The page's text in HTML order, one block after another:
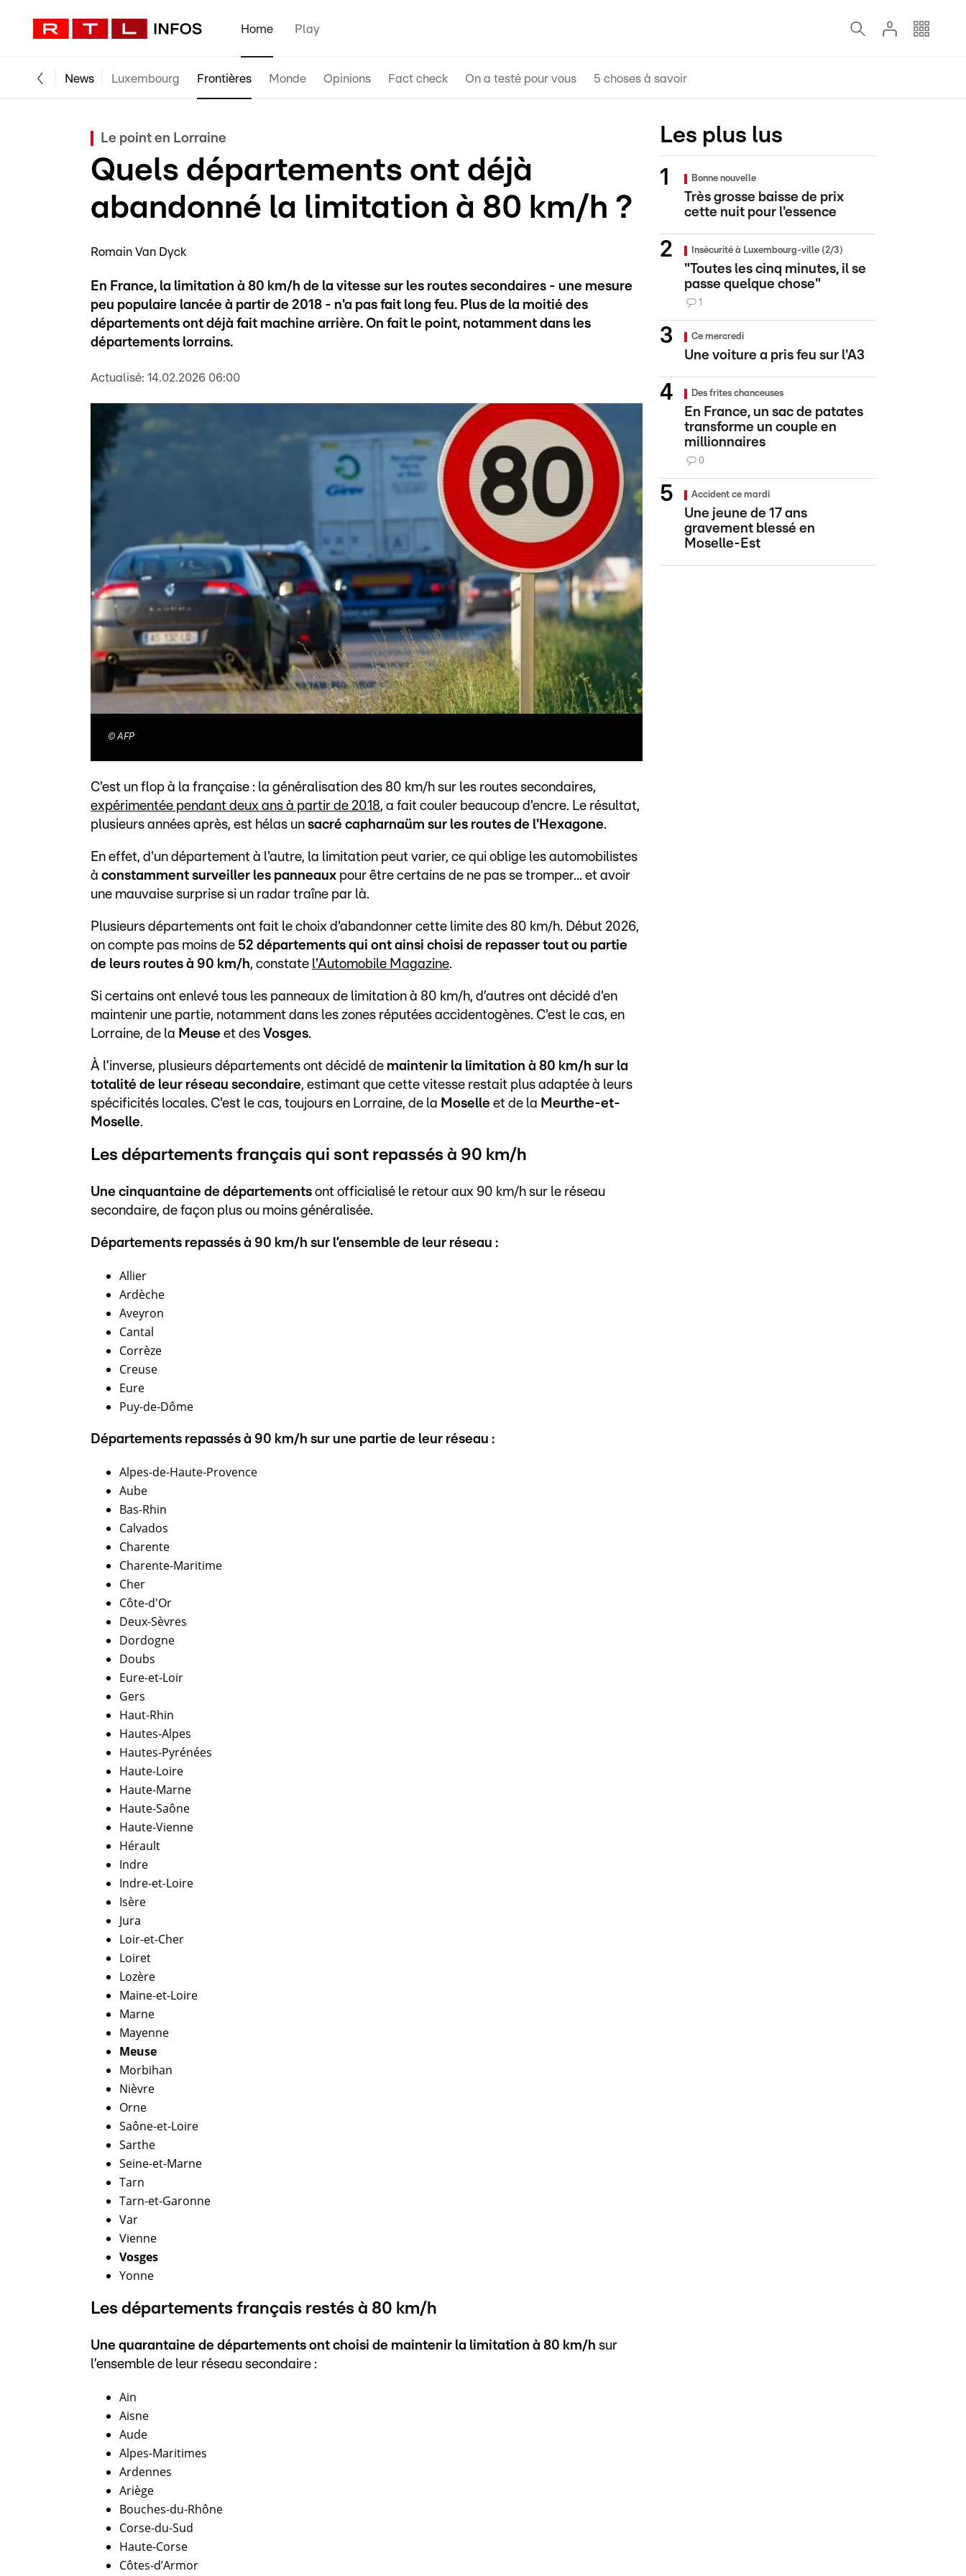
Home Play
News Luxembourg Frontières Monde Opinions Fact check On a testé pour vous 5 choses à savoir
Le point en Lorraine
Quels départements ont déjà
abandonné la limitation à 80 km/h ?
Romain Van Dyck
En France, la limitation à 80 km/h de la vitesse sur les routes secondaires - une mesure
peu populaire lancée à partir de 2018 - n'a pas fait long feu. Plus de la moitié des
départements ont déjà fait machine arrière. On fait le point, notamment dans les
départements lorrains.
Actualisé: 14.02.2026 06:00
©AFP
C'est un flop à la française : la généralisation des 80 km/h sur les routes secondaires,
expérimentée pendant deux ans à partir de 2018, a fait couler beaucoup d'encre. Le résultat,
plusieurs années après, est hélas un sacré capharnaüm sur les routes de l'Hexagone.
En effet, d'un département à l'autre, la limitation peut varier, ce qui oblige les automobilistes
à constamment surveiller les panneaux pour être certains de ne pas se tromper... et avoir
une mauvaise surprise si un radar traîne par là.
Plusieurs départements ont fait le choix d'abandonner cette limite des 80 km/h. Début 2026,
on compte pas moins de 52 départements qui ont ainsi choisi de repasser tout ou partie
de leurs routes à 90 km/h, constate l'Automobile Magazine.
Si certains ont enlevé tous les panneaux de limitation à 80 km/h, d’autres ont décidé d'en
maintenir une partie, notamment dans les zones réputées accidentogènes. C'est le cas, en
Lorraine, de la Meuse et des Vosges.
À l’inverse, plusieurs départements ont décidé de maintenir la limitation à 80 km/h sur la
totalité de leur réseau secondaire, estimant que cette vitesse restait plus adaptée à leurs
spécificités locales. C'est le cas, toujours en Lorraine, de la Moselle et de la Meurthe-et-
Moselle.
Les départements français qui sont repassés à 90 km/h
Une cinquantaine de départements ont officialisé le retour aux 90 km/h sur le réseau
secondaire, de façon plus ou moins généralisée.
Départements repassés à 90 km/h sur l’ensemble de leur réseau :
Allier
Ardèche
Aveyron
Cantal
Corrèze
Creuse
Eure
Puy-de-Dôme
Départements repassés à 90 km/h sur une partie de leur réseau :
Alpes-de-Haute-Provence
Aube
Bas-Rhin
Calvados
Charente
Charente-Maritime
Cher
Côte-d'Or
Deux-Sèvres
Dordogne
Doubs
Eure-et-Loir
Gers
Haut-Rhin
Hautes-Alpes
Hautes-Pyrénées
Haute-Loire
Haute-Marne
Haute-Saône
Haute-Vienne
Hérault
Indre
Indre-et-Loire
Isère
Jura
Loir-et-Cher
Loiret
Lozère
Maine-et-Loire
Marne
Mayenne
Meuse
Morbihan
Nièvre
Orne
Saône-et-Loire
Sarthe
Seine-et-Marne
Tarn
Tarn-et-Garonne
Var
Vienne
Vosges
Yonne
Les départements français restés à 80 km/h
Une quarantaine de départements ont choisi de maintenir la limitation à 80 km/h sur
l’ensemble de leur réseau secondaire :
Ain
Aisne
Aude
Alpes-Maritimes
Ardennes
Ariège
Bouches-du-Rhône
Corse-du-Sud
Haute-Corse
Côtes-d’Armor
Les plus lus
Bonne nouvelle
Très grosse baisse de prix
cette nuit pour l'essence
Insécurité à Luxembourg-ville (2/3)
"Toutes les cinq minutes, il se
passe quelque chose"
1
Ce mercredi
Une voiture a pris feu sur l'A3
Des frites chanceuses
En France, un sac de patates
transforme un couple en
millionnaires
0
Accident ce mardi
Une jeune de 17 ans
gravement blessé en
Moselle-Est